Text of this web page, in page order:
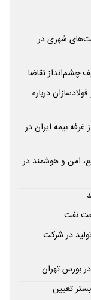
شهری در
چشم‌انداز تقاضا
درباره
غرفه بیمه ایران در
امن و هوشمند در
نفت
در شرکت
بورس تهران
تعیین